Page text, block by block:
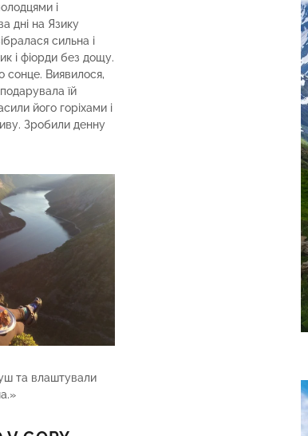
і
дні на Язику
сильна і
і фіорди без дощу.
сонце. Виявилося,
їй
його горіхами і
Зробили денну
та влаштували